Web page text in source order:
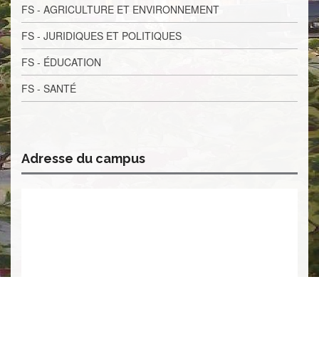
FS - AGRICULTURE ET ENVIRONNEMENT
FS - JURIDIQUES ET POLITIQUES
FS - ÉDUCATION
FS - SANTÉ
Adresse du campus